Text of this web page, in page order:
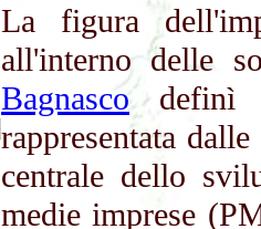
La figura
all'interno delle
Bagnascodefinì
rappresentata
centrale dello
medie imprese